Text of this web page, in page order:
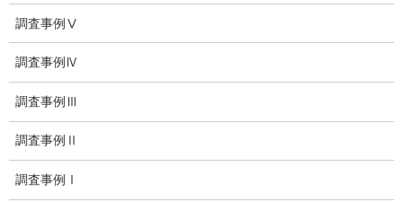
探偵エッセイ
探偵コラム
調査事例Ⅴ
調査事例Ⅳ
調査事例Ⅲ
調査事例Ⅱ
調査事例Ⅰ